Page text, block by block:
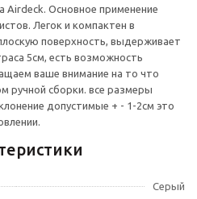
Airdeck. Основное применение
Легок и компактен в
поверхность, выдерживает
5см, есть возможность
ваше внимание на то что
ручной сборки. все размеры
допустимые + - 1-2см это
Серый